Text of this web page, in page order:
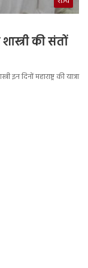
की संतों
दिनों महाराष्ट्र की यात्रा